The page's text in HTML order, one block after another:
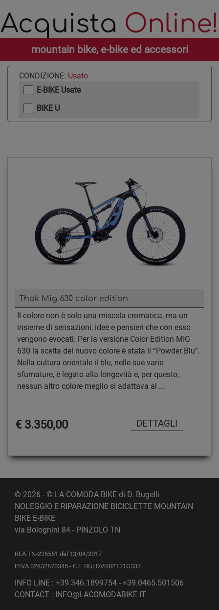
Acquista Online!
mountain bike, e-bike ed accessori
CONDIZIONE: Usato
E-BIKE Usate
BIKE U
Thok Mig 630 color edition
Il colore non è solo una miscela cromatica, ma un
insieme di sensazioni, idee e pensieri che con esso
vengono evocati. Per la versione Color Edition MIG
630 la scelta del nuovo colore è stata il “Powder Blu”.
Nella cultura orientale il blu, nelle sue varie
sfumature, è legato alla longevità e, per questo,
nessun altro colore meglio si adattava al ...
€ 3.350,00
© 2026 - © LA COMODA BIKE di D. Bugelli
NOLEGGIO E RIPARAZIONE BICICLETTE MOUNTAIN
BIKE E-BIKE
via Bolognini 84 - PINZOLO TN
REA TN-226551 del 13/04/2017
P.IVA 02832870345 - C.F. BGLDVD82T31G337
INFO LINE : +39.346.1899754 - +39.0465.501506
CONTACT : INFO@LACOMODABIKE.IT